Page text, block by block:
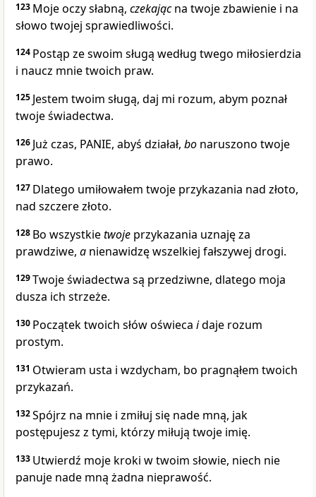
123 Moje oczy słabną, czekającna twoje zbawienie i na
słowo twojej sprawiedliwości.
124 Postąp ze swoim sługą według twego miłosierdzia
i naucz mnie twoich praw.
125 Jestem twoim sługą, daj mi rozum, abym poznał
twoje świadectwa.
126 Już czas, PANIE, abyś działał, bo naruszono twoje
prawo.
127 Dlatego umiłowałem twoje przykazania nad złoto,
nad szczere złoto.
128 Bo wszystkietwoje przykazania uznaję za
prawdziwe, a nienawidzę wszelkiej fałszywej drogi.
129Twoje świadectwa są przedziwne, dlatego moja
dusza ich strzeże.
130 Początek twoich słów oświeca idaje rozum
prostym.
131 Otwieram usta i wzdycham, bo pragnąłem twoich
przykazań.
132Spójrz na mnie i zmiłuj się nade mną, jak
postępujesz z tymi, którzy miłują twoje imię.
133 Utwierdź moje kroki w twoim słowie, niech nie
panuje nade mną żadna nieprawość.